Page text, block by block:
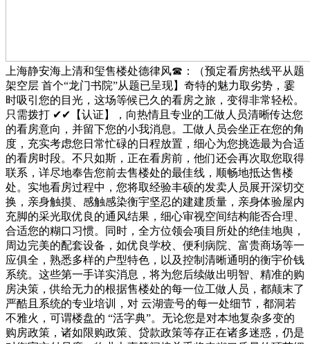
上海静安海上清和玺售楼处德律风☎：（预定看房热线平从题
架空层 首个“龙门书院”从题已呈现】奇特的魅力取劣势，霎
时吸引您的目光，这场等候已久的看房之旅，变得非常轻松。
只需拨打 ✔✔【认证】，向热情且专业的工做人员清晰传达您
的看房意向，并留下您的小我消息。工做人员会坐正在您的角
度，充实考虑您日常忙碌的日程放置，细心为您挑选最为合适
的看房时段。不只如斯，正在看房前，他们还会再次取您取得
联系，详尽地奉告您前去售楼处的最佳线，顺畅地抵达售楼
处。实地看房过程中，您将取经验丰硕的发卖人员展开深切交
换，亲身触摸、感触感染衡宇坚忍的建建质量，亲身体验屋内
充脚的采光取优良的通风结果，细心审视空间结构能否合理、
合适您的糊口习惯。同时，全方位领会项目所处的绝佳地舆，
周边完美的配套设备，如优良学校、便利病院、富贵商场等一
应俱全，熟悉多样的户型特色，以及控制清晰通明的衡宇价钱
系统。这些第一手详实消息，将为您后续做出明智、精准的购
房决策，供给无力的根据售楼处的每一位工做人员，都颠末了
严酷且系统的专业培训，对 云湖壹号的每一处细节，都洞若
不雅火，可谓楼盘的 “活字典”。无论您是对本地复杂多变的
购房政策，诸如限购政策、贷款政策等存正在诸多迷惑，仍是